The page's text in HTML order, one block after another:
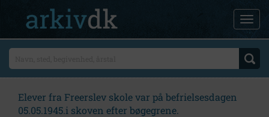
Elever fra Freerslev skole var på befrielsesdagen
05.05.1945.i skoven efter bøgegrene.